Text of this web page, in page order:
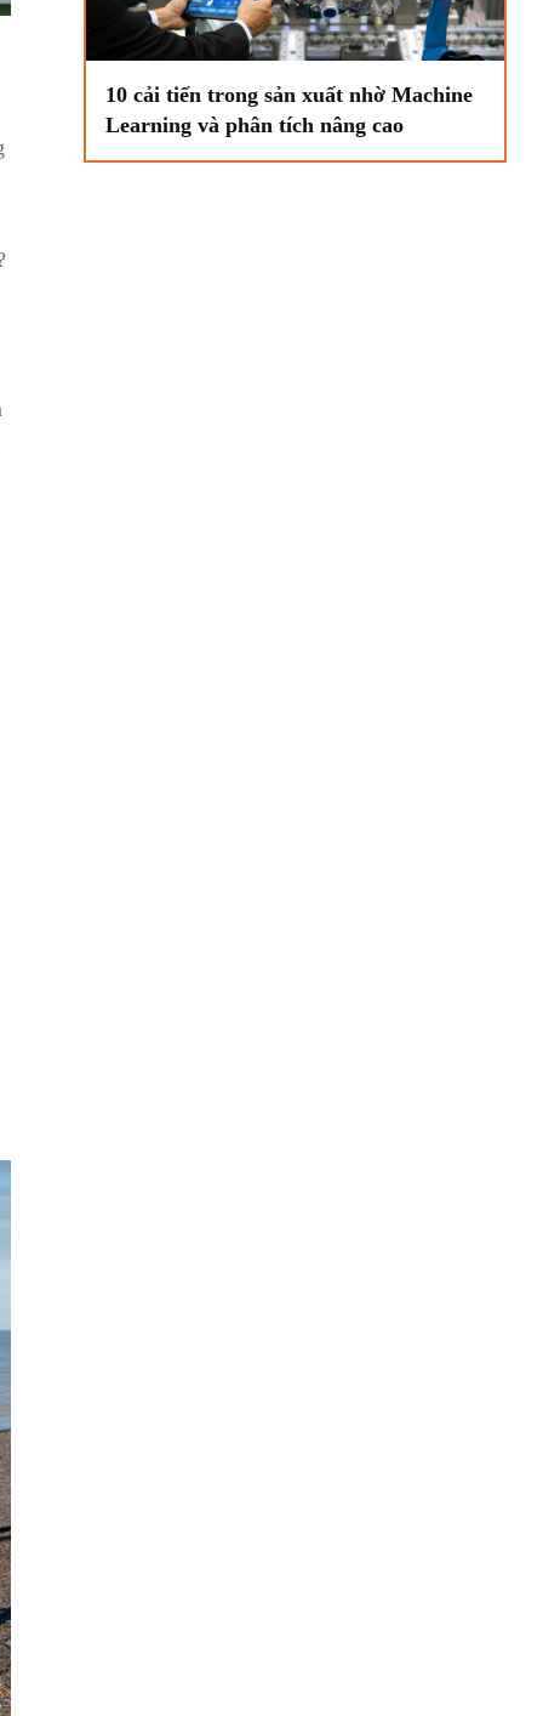
10 cải tiến trong sản xuất nhờ Machine
Learning và phân tích nâng cao